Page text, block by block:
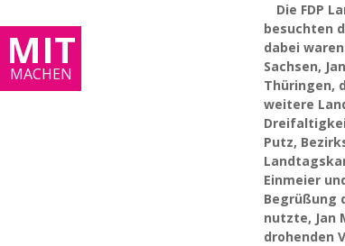
MIT
MACHEN
Die FDP
besuchten
dabei
Sachsen,
Thüringen,
weitere
Putz,
Einmeier
Begrüßung
nutzte, Jan
drohenden